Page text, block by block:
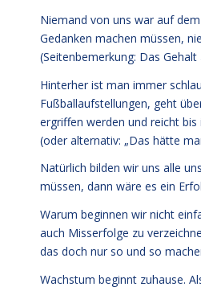
Niemand von uns war auf
Gedanken machen müssen,
(Seitenbemerkung: Das
Hinterher ist man immer
Fußballaufstellungen, geht
ergriffen werden und reicht
(oder alternativ: „Das hätte
Natürlich bilden wir uns alle
müssen, dann wäre es ein
Warum beginnen wir nicht
auch Misserfolge zu
das doch nur so und so
Wachstum beginnt zuhause.